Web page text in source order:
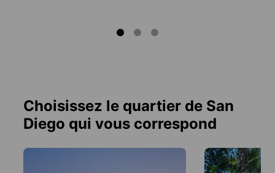
Choisissez le quartier de San
Diego qui vous correspond